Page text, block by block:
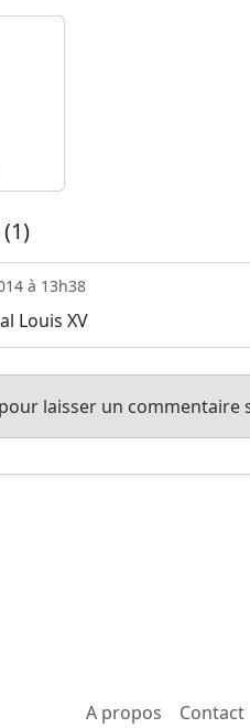
à 13h38
Louis XV
pour laisser un commentaire
A propos Contact